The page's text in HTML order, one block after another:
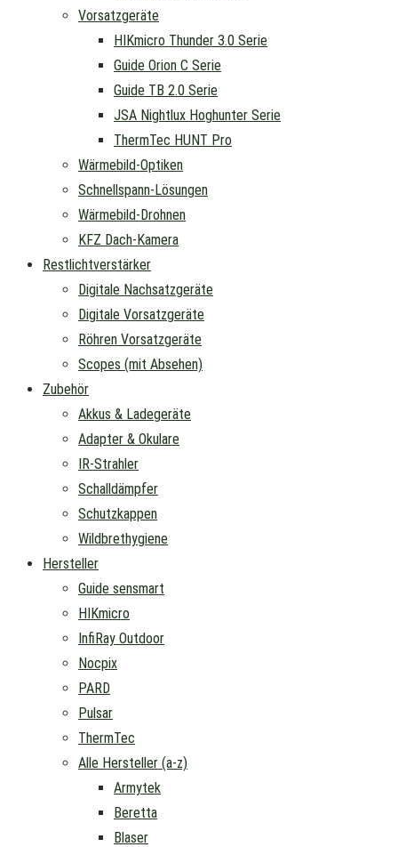
Vorsatzgeräte
HIKmicro Thunder 3.0 Serie
Guide Orion C Serie
Guide TB 2.0 Serie
JSA Nightlux Hoghunter Serie
ThermTec HUNT Pro
Wärmebild-Optiken
Schnellspann-Lösungen
Wärmebild-Drohnen
KFZ Dach-Kamera
Restlichtverstärker
Digitale Nachsatzgeräte
Digitale Vorsatzgeräte
Röhren Vorsatzgeräte
Scopes (mit Absehen)
Zubehör
Akkus & Ladegeräte
Adapter & Okulare
IR-Strahler
Schalldämpfer
Schutzkappen
Wildbrethygiene
Hersteller
Guide sensmart
HIKmicro
InfiRay Outdoor
Nocpix
PARD
Pulsar
ThermTec
Alle Hersteller (a-z)
Armytek
Beretta
Blaser